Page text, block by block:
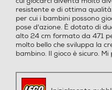
resistente e di ottima
per cui i bambini possono
pose d'azione. È dotato di
alto 24 cm formato da 471
molto bello che sviluppa la
bambino. Il gioco è sicuro. Mi